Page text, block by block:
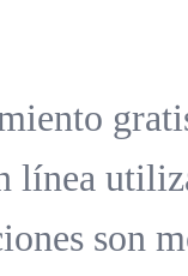
línea
son